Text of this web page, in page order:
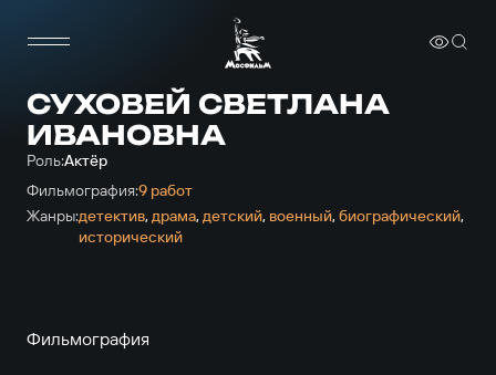
СУХОВЕЙ СВЕТЛАНА
ИВАНОВНА
Роль:Актёр
Фильмография:9 работ
Жанры:детектив,драма,детский, военный,биографический,
исторический
Фильмография